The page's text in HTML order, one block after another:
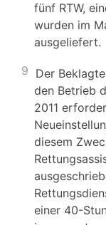
fünf RTW,
wurden im
ausgeliefert.
9 Der
den Betrieb
2011
diesem
einer 40-